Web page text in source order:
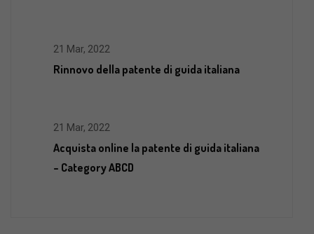
21 Mar, 2022
Rinnovo della patente di guida italiana
21 Mar, 2022
Acquista online la patente di guida italiana
– Category ABCD